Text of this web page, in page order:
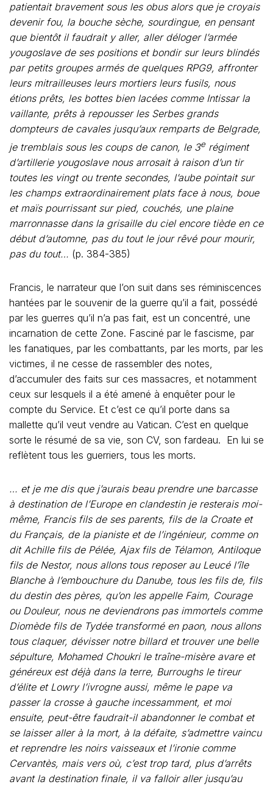
patientait bravement sous les obus alors que je croyais
devenir fou, la bouche sèche, sourdingue, en pensant
que bientôt il faudrait y aller, aller déloger l’armée
yougoslave de ses positions et bondir sur leurs blindés
par petits groupes armés de quelques RPG9, affronter
leurs mitrailleuses leurs mortiers leurs fusils, nous
étions prêts, les bottes bien lacées comme Intissar la
vaillante, prêts à repousser les Serbes grands
dompteurs de cavales jusqu’aux remparts de Belgrade,
je tremblais sous les coups de canon, le 3e régiment
d’artillerie yougoslave nous arrosait à raison d’un tir
toutes les vingt ou trente secondes, l’aube pointait sur
les champs extraordinairement plats face à nous, boue
et maïs pourrissant sur pied, couchés, une plaine
marronnasse dans la grisaille du ciel encore tiède en ce
début d’automne, pas du tout le jour rêvé pour mourir,
pas du tout… (p. 384-385)
Francis, le narrateur que l’on suit dans ses réminiscences
hantées par le souvenir de la guerre qu’il a fait, possédé
par les guerres qu’il n’a pas fait, est un concentré, une
incarnation de cette Zone. Fasciné par le fascisme, par
les fanatiques, par les combattants, par les morts, par les
victimes, il ne cesse de rassembler des notes,
d’accumuler des faits sur ces massacres, et notamment
ceux sur lesquels il a été amené à enquêter pour le
compte du Service. Et c’est ce qu’il porte dans sa
mallette qu’il veut vendre au Vatican. C’est en quelque
sorte le résumé de sa vie, son CV, son fardeau. En lui se
reflètent tous les guerriers, tous les morts.
… et je me dis que j’aurais beau prendre une barcasse
à destination de l’Europe en clandestin je resterais moi-
même, Francis fils de ses parents, fils de la Croate et
du Français, de la pianiste et de l’ingénieur, comme on
dit Achille fils de Pélée, Ajax fils de Télamon, Antiloque
fils de Nestor, nous allons tous reposer au Leucé l’île
Blanche à l’embouchure du Danube, tous les fils de, fils
du destin des pères, qu’on les appelle Faim, Courage
ou Douleur, nous ne deviendrons pas immortels comme
Diomède fils de Tydée transformé en paon, nous allons
tous claquer, dévisser notre billard et trouver une belle
sépulture, Mohamed Choukri le traîne-misère avare et
généreux est déjà dans la terre, Burroughs le tireur
d’élite et Lowry l’ivrogne aussi, même le pape va
passer la crosse à gauche incessamment, et moi
ensuite, peut-être faudrait-il abandonner le combat et
se laisser aller à la mort, à la défaite, s’admettre vaincu
et reprendre les noirs vaisseaux et l’ironie comme
Cervantès, mais vers où, c’est trop tard, plus d’arrêts
avant la destination finale, il va falloir aller jusqu’au